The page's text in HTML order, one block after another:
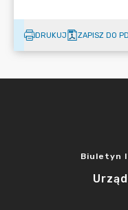
DRUKUJ ZAPISZ DO
Biuletyn